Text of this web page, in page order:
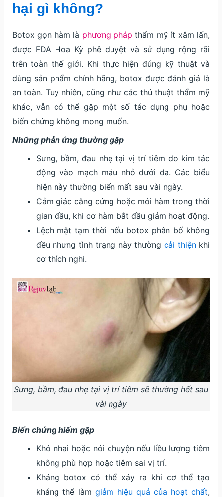
hại gì không?
Botox gọn hàm là phương pháp thẩm mỹ ít xâm lấn,
được FDA Hoa Kỳ phê duyệt và sử dụng rộng rãi
trên toàn thế giới. Khi thực hiện đúng kỹ thuật và
dùng sản phẩm chính hãng, botox được đánh giá là
an toàn. Tuy nhiên, cũng như các thủ thuật thẩm mỹ
khác, vẫn có thể gặp một số tác dụng phụ hoặc
biến chứng không mong muốn.
Những phản ứng thường gặp
Sưng, bầm, đau nhẹ tại vị trí tiêm do kim tác
động vào mạch máu nhỏ dưới da. Các biểu
hiện này thường biến mất sau vài ngày.
Cảm giác căng cứng hoặc mỏi hàm trong thời
gian đầu, khi cơ hàm bắt đầu giảm hoạt động.
Lệch mặt tạm thời nếu botox phân bố không
đều nhưng tình trạng này thường cải thiệnkhi
cơ thích nghi.
Sưng, bầm, đau nhẹ tại vị trí tiêm sẽ thường hết sau
vài ngày
Biến chứng hiếm gặp
Khó nhai hoặc nói chuyện nếu liều lượng tiêm
không phù hợp hoặc tiêm sai vị trí.
Kháng botox có thể xảy ra khi cơ thể tạo
kháng thể làmgiảm hiệu quả của hoạt chất,